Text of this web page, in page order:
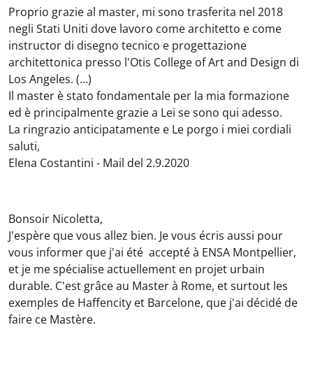
Proprio grazie al master, mi sono trasferita nel 2018
negli Stati Uniti dove lavoro come architetto e come
instructor di disegno tecnico e progettazione
architettonica presso l'Otis College of Art and Design di
Los Angeles. (…)
Il master è stato fondamentale per la mia formazione
ed è principalmente grazie a Lei se sono qui adesso.
La ringrazio anticipatamente e Le porgo i miei cordiali
saluti,
Elena Costantini - Mail del 2.9.2020
Bonsoir Nicoletta,
J'espère que vous allez bien. Je vous écris aussi pour
vous informer que j'ai été accepté à ENSA Montpellier,
et je me spécialise actuellement en projet urbain
durable. C'est grâce au Master à Rome, et surtout les
exemples de Haffencity et Barcelone, que j'ai décidé de
faire ce Mastère.